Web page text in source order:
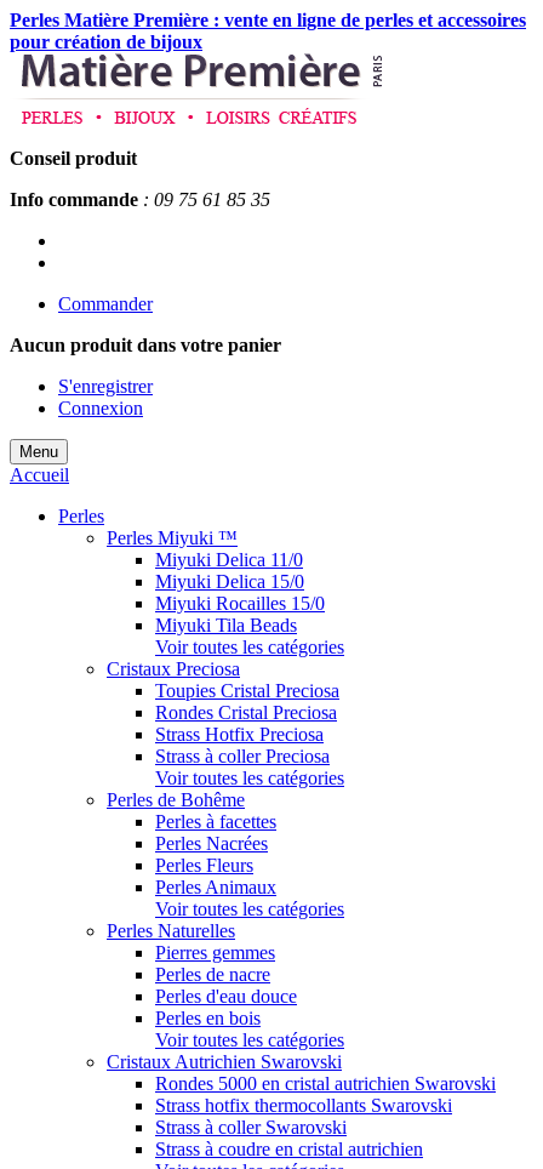
Perles Matière Première : vente en ligne de perles et accessoires
pour création de bijoux
Conseil produit
Info commande : 09 75 61 85 35
Commander
Aucun produit dans votre panier
S'enregistrer
Connexion
Menu
Accueil
Perles
Perles Miyuki ™
Miyuki Delica 11/0
Miyuki Delica 15/0
Miyuki Rocailles 15/0
Miyuki Tila Beads
Voir toutes les catégories
Cristaux Preciosa
Toupies Cristal Preciosa
Rondes Cristal Preciosa
Strass Hotfix Preciosa
Strass à coller Preciosa
Voir toutes les catégories
Perles de Bohême
Perles à facettes
Perles Nacrées
Perles Fleurs
Perles Animaux
Voir toutes les catégories
Perles Naturelles
Pierres gemmes
Perles de nacre
Perles d'eau douce
Perles en bois
Voir toutes les catégories
Cristaux Autrichien Swarovski
Rondes 5000 en cristal autrichien Swarovski
Strass hotfix thermocollants Swarovski
Strass à coller Swarovski
Strass à coudre en cristal autrichien